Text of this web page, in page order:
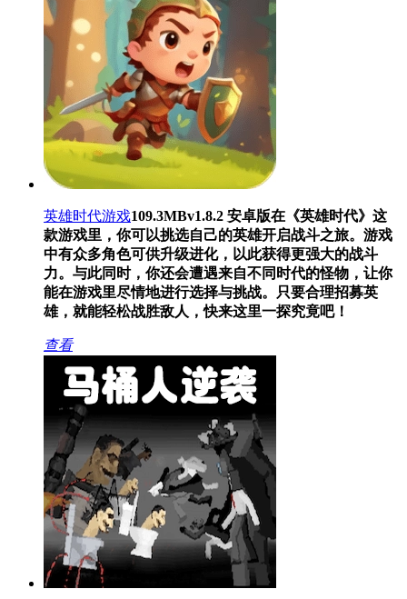
英雄时代游戏109.3MBv1.8.2 安卓版在《英雄时代》这
款游戏里，你可以挑选自己的英雄开启战斗之旅。游戏
中有众多角色可供升级进化，以此获得更强大的战斗
力。与此同时，你还会遭遇来自不同时代的怪物，让你
能在游戏里尽情地进行选择与挑战。只要合理招募英
雄，就能轻松战胜敌人，快来这里一探究竟吧！
查看